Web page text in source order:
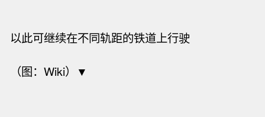
以此可继续在不同轨距的铁道上行驶
（图：Wiki）▼